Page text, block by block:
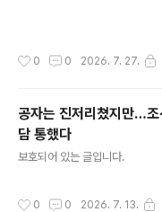
0 0 2026. 7. 27.
공자는 진저리쳤지만…조
담 통했다
보호되어 있는 글입니다.
0 0 2026. 7. 13.